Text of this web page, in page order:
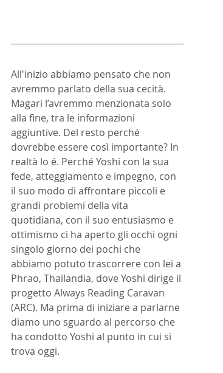
All'inizio abbiamo pensato che non
avremmo parlato della sua cecità.
Magari l’avremmo menzionata solo
alla fine, tra le informazioni
aggiuntive. Del resto perché
dovrebbe essere così importante? In
realtà lo é. Perché Yoshi con la sua
fede, atteggiamento e impegno, con
il suo modo di affrontare piccoli e
grandi problemi della vita
quotidiana, con il suo entusiasmo e
ottimismo ci ha aperto gli occhi ogni
singolo giorno dei pochi che
abbiamo potuto trascorrere con lei a
Phrao, Thailandia, dove Yoshi dirige il
progetto Always Reading Caravan
(ARC). Ma prima di iniziare a parlarne
diamo uno sguardo al percorso che
ha condotto Yoshi al punto in cui si
trova oggi.